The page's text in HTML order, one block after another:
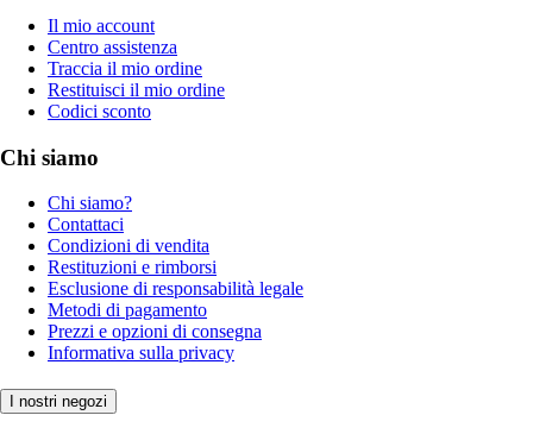
Il mio account
Centro assistenza
Traccia il mio ordine
Restituisci il mio ordine
Codici sconto
Chi siamo
Chi siamo?
Contattaci
Condizioni di vendita
Restituzioni e rimborsi
Esclusione di responsabilità legale
Metodi di pagamento
Prezzi e opzioni di consegna
Informativa sulla privacy
I nostri negozi